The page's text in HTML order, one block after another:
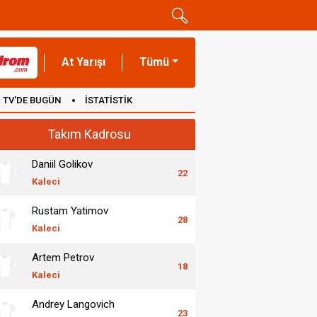
At Yarışı Tümü
TV'DE BUGÜN İSTATİSTİK
Takım Kadrosu
Daniil Golikov
Kaleci
22
Rustam Yatimov
Kaleci
28
Artem Petrov
Kaleci
18
Andrey Langovich
23